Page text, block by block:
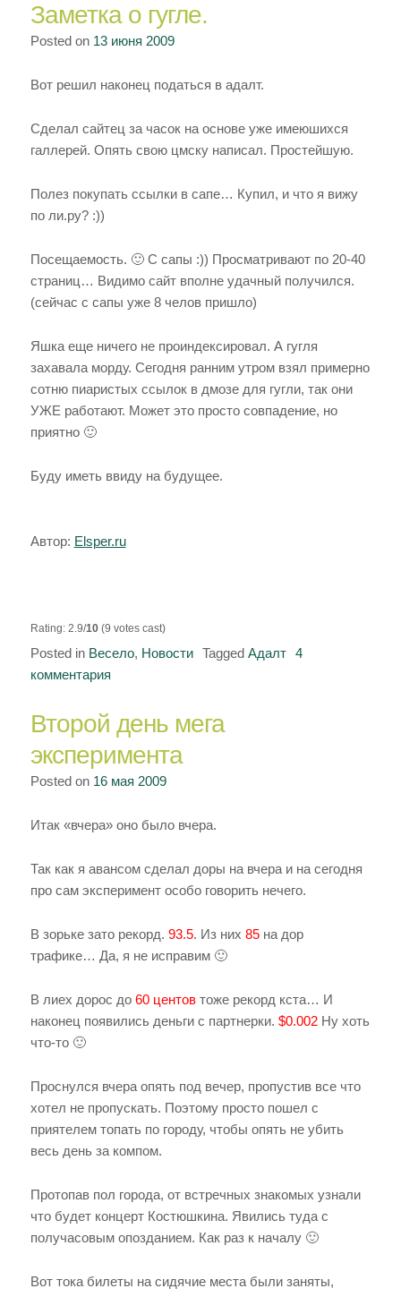
Заметка о гугле.
Posted on 13 июня 2009
Вот решил наконец податься в адалт.
Сделал сайтец за часок на основе уже имеюшихся
галлерей. Опять свою цмску написал. Простейшую.
Полез покупать ссылки в сапе… Купил, и что я вижу
по ли.ру? :))
Посещаемость. 🙂 С сапы :)) Просматривают по 20-40
страниц… Видимо сайт вполне удачный получился.
(сейчас с сапы уже 8 челов пришло)
Яшка еще ничего не проиндексировал. А гугля
захавала морду. Сегодня ранним утром взял примерно
сотню пиаристых ссылок в дмозе для гугли, так они
УЖЕ работают. Может это просто совпадение, но
приятно 🙂
Буду иметь ввиду на будущее.
Автор: Elsper.ru
Rating: 2.9/10(9 votes cast)
Posted in Весело, Новости Tagged Адалт
4
комментария
Сделал
первый
сайт
с
контентом.
о
гугле.
Второй день мега
эксперимента
Posted on 16 мая 2009
Итак «вчера» оно было вчера.
Так как я авансом сделал доры на вчера и на сегодня
про сам эксперимент особо говорить нечего.
В зорьке зато рекорд. 93.5. Из них 85на дор
трафике… Да, я не исправим 🙂
В лиех дорос до 60 центовтоже рекорд кста… И
наконец появились деньги с партнерки. $0.002Ну хоть
что-то 🙂
Проснулся вчера опять под вечер, пропустив все что
хотел не пропускать. Поэтому просто пошел с
приятелем топать по городу, чтобы опять не убить
весь день за компом.
Протопав пол города, от встречных знакомых узнали
что будет концерт Костюшкина. Явились туда с
получасовым опозданием. Как раз к началу 🙂
Вот тока билеты на сидячие места были заняты,